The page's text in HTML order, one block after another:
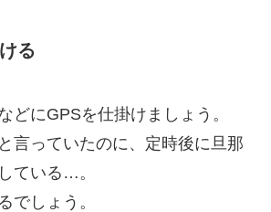
る
どにGPSを仕掛けましょう。
言っていたのに、定時後に旦那
ている…。
でしょう。